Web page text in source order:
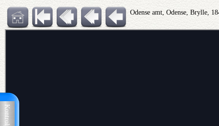
Odense amt, Odense, Brylle,